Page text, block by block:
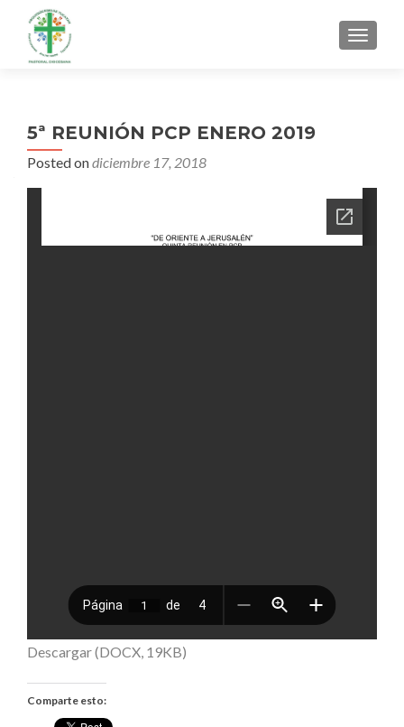
MENU
5ª REUNIÓN PCP ENERO 2019
Posted ondiciembre 17, 2018
Descargar (DOCX, 19KB)
Comparte esto: